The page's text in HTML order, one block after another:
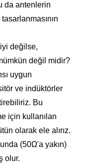
da antenlerin
değilse,
değil midir?
uygun
ve indüktörler
Bu
için kullanılan
olarak ele alırız.
(50Ω'a yakın)
olur.